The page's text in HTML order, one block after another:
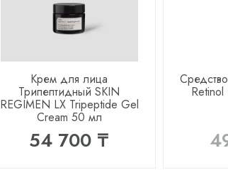
Крем для лица
Трипептидный SKIN
REGIMEN LX Tripeptide Gel
Cream 50 мл
54 700 ₸